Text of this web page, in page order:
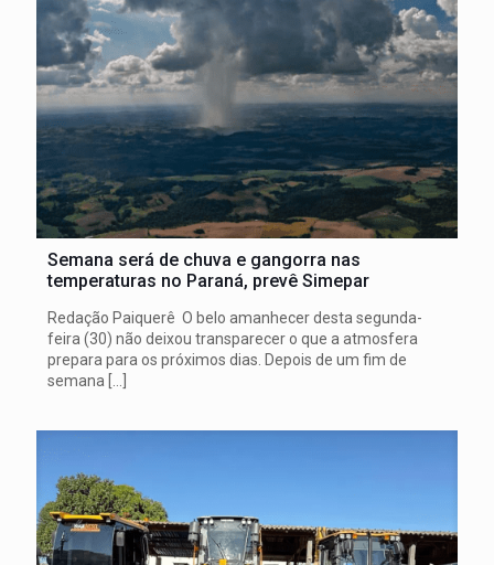
Semana será de chuva e gangorra nas
temperaturas no Paraná, prevê Simepar
Redação Paiquerê O belo amanhecer desta segunda-
feira (30) não deixou transparecer o que a atmosfera
prepara para os próximos dias. Depois de um fim de
semana […]